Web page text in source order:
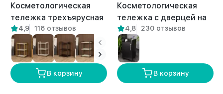
Косметологическая
тележка трехъярусная
на колесиках Амур
белый/амаретто
4,9 116 отзывов
В корзину
Косметологическая
тележка с дверцей на
замке Энца белая
4,8 230 отзывов
В корзину